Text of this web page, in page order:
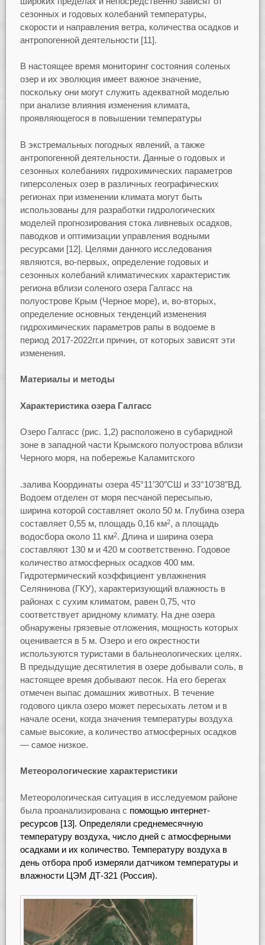
сезонных и годовых колебаний температуры,
скорости и направления ветра, количества осадков и
антропогенной деятельности [11].
В настоящее время мониторинг состояния соленых
озер и их эволюция имеет важное значение,
поскольку они могут служить адекватной моделью
при анализе влияния изменения климата,
проявляющегося в повышении температуры
В экстремальных погодных явлений, а также
антропогенной деятельности. Данные о годовых и
сезонных колебаниях гидрохимических параметров
гиперсоленых озер в различных географических
регионах при изменении климата могут быть
использованы для разработки гидрологических
моделей прогнозирования стока ливневых осадков,
паводков и оптимизации управления водными
ресурсами [12]. Целями данного исследования
являются, во-первых, определение годовых и
сезонных колебаний климатических характеристик
региона вблизи соленого озера Галгасс на
полуострове Крым (Черное море), и, во-вторых,
определение основных тенденций изменения
гидрохимических параметров рапы в водоеме в
период 2017-2022гг.и причин, от которых зависят эти
изменения.
Материалы и методы
Характеристика озера Галгасс
Озеро Галгасс (рис. 1,2) расположено в субаридной
зоне в западной части Крымского полуострова вблизи
Черного моря, на побережье Каламитского
.залива Координаты озера 45°11’30″СШ и 33°10’38″ВД.
Водоем отделен от моря песчаной пересыпью,
ширина которой составляет около 50 м. Глубина озера
составляет 0,55 м, площадь 0,16 км2, а площадь
водосбора около 11 км2. Длина и ширина озера
составляют 130 м и 420 м соответственно. Годовое
количество атмосферных осадков 400 мм.
Гидротермический коэффициент увлажнения
Селянинова (ГКУ), характеризующий влажность в
районах с сухим климатом, равен 0,75, что
соответствует аридному климату. На дне озера
обнаружены грязевые отложения, мощность которых
оценивается в 5 м. Озеро и его окрестности
используются туристами в бальнеологических целях.
В предыдущие десятилетия в озере добывали соль, в
настоящее время добывают песок. На его берегах
отмечен выпас домашних животных. В течение
годового цикла озеро может пересыхать летом и в
начале осени, когда значения температуры воздуха
самые высокие, а количество атмосферных осадков
— самое низкое.
Метеорологические характеристики
Метеорологическая ситуация в исследуемом районе
была проанализирована с помощью интернет-
ресурсов [13]. Определяли среднемесячную
температуру воздуха, число дней с атмосферными
осадками и их количество. Температуру воздуха в
день отбора проб измеряли датчиком температуры и
влажности ЦЭМ ДТ-321 (Россия).